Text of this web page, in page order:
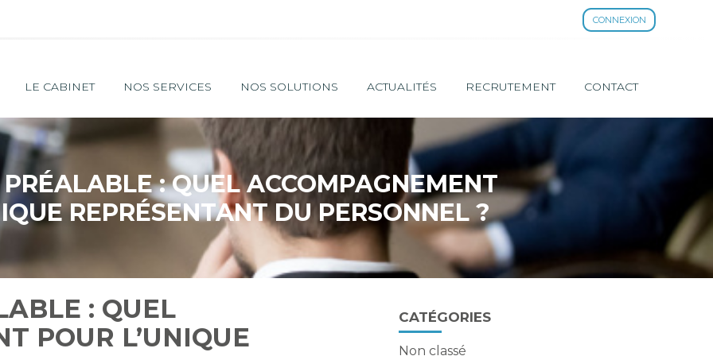
CONNEXION
Principal
LE CABINET NOS SERVICES NOS SOLUTIONS ACTUALITÉS RECRUTEMENT CONTACT
: QUEL ACCOMPAGNEMENT
REPRÉSENTANT DU PERSONNEL ?
: QUEL
POUR L’UNIQUE
Blog
sidebar
CATÉGORIES
Non classé